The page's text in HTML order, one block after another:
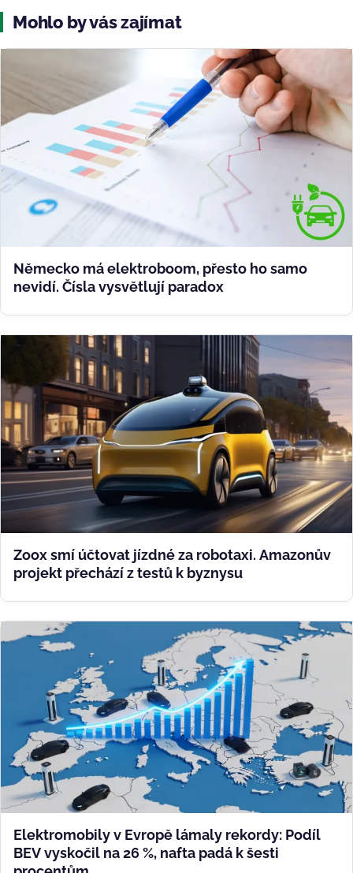
Mohlo by vás zajímat
Německo má elektroboom, přesto ho samo
nevidí. Čísla vysvětlují paradox
Zoox smí účtovat jízdné za robotaxi. Amazonův
projekt přechází z testů k byznysu
Elektromobily v Evropě lámaly rekordy: Podíl
BEV vyskočil na 26 %, nafta padá k šesti